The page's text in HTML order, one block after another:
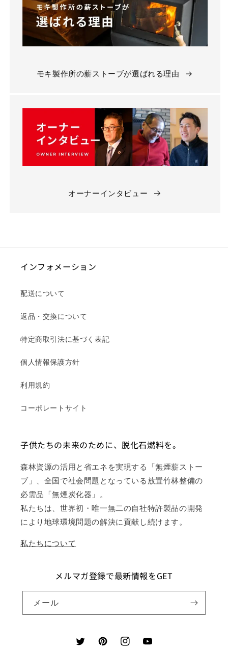
モキ製作所の薪ストーブが選ばれる理由
オーナーインタビュー
インフォメーション
配送について
返品・交換について
特定商取引法に基づく表記
個人情報保護方針
利用規約
コーポレートサイト
子供たちの未来のために、脱化石燃料を。
森林資源の活用と省エネを実現する「無煙薪ストー
ブ」、全国で社会問題となっている放置竹林整備の
必需品「無煙炭化器」。
私たちは、世界初・唯一無二の自社特許製品の開発
により地球環境問題の解決に貢献し続けます。
私たちについて
メルマガ登録で最新情報をGET
メール
TwitterPinterestInstagramYouTube